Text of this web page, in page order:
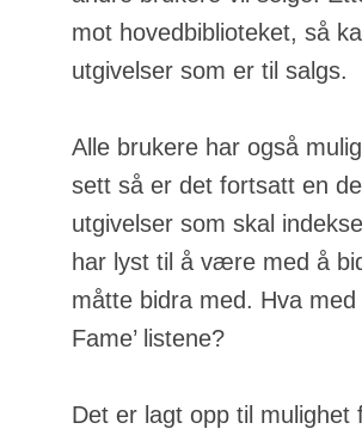
mot hovedbiblioteket, så
utgivelser som er til salgs.
Alle brukere har også
sett så er det fortsatt en
utgivelser som skal
har lyst til å være med å
måtte bidra med. Hva
Fame’ listene?
Det er lagt opp til mulighet